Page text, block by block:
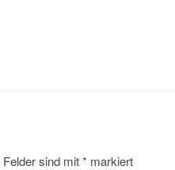
sind mit* markiert